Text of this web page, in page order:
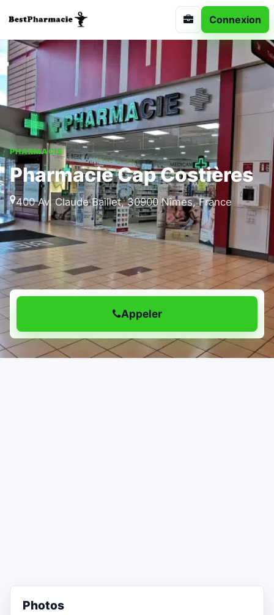
Connexion
PHARMACIE
Pharmacie Cap Costières
400 Av. Claude Baillet, 30900 Nîmes, France
Appeler
Photos